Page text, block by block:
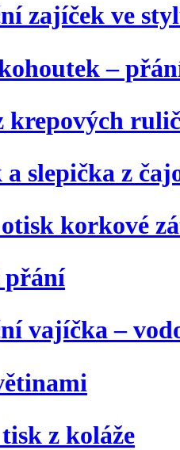
zajíček ve
–
krepových
slepička z
korkové
vajíčka –
z koláže